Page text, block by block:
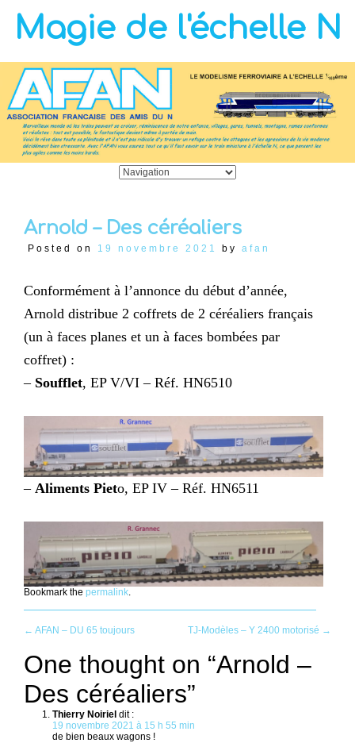
Magie de l'échelle N
Arnold – Des céréaliers
Posted on 19 novembre 2021 by afan
Conformément à l’annonce du début d’année,
Arnold distribue 2 coffrets de 2 céréaliers français
(un à faces planes et un à faces bombées par
coffret) :
– Soufflet, EP V/VI – Réf. HN6510
– Aliments Pieto, EP IV – Réf. HN6511
Bookmark the permalink.
Post
navigation
← AFAN – DU 65 toujours TJ-Modèles – Y 2400 motorisé →
One thought on “Arnold –
Des céréaliers”
Thierry Noiriel dit :
19 novembre 2021 à 15 h 55 min
de bien beaux wagons !